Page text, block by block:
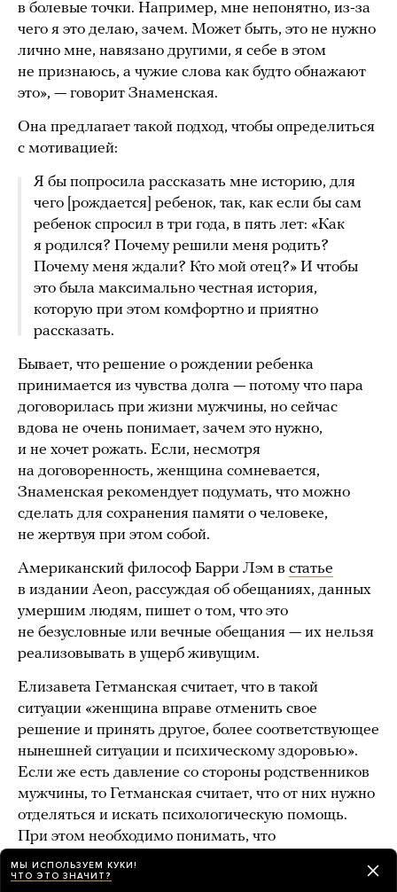
в болевые точки. Например, мне непонятно, из-за
чего я это делаю, зачем. Может быть, это не нужно
лично мне, навязано другими, я себе в этом
не признаюсь, а чужие слова как будто обнажают
это», — говорит Знаменская.
Она предлагает такой подход, чтобы определиться
с мотивацией:
Я бы попросила рассказать мне историю, для
чего [рождается] ребенок, так, как если бы сам
ребенок спросил в три года, в пять лет: «Как
я родился? Почему решили меня родить?
Почему меня ждали? Кто мой отец?» И чтобы
это была максимально честная история,
которую при этом комфортно и приятно
рассказать.
Бывает, что решение о рождении ребенка
принимается из чувства долга — потому что пара
договорилась при жизни мужчины, но сейчас
вдова не очень понимает, зачем это нужно,
и не хочет рожать. Если, несмотря
на договоренность, женщина сомневается,
Знаменская рекомендует подумать, что можно
сделать для сохранения памяти о человеке,
не жертвуя при этом собой.
Американский философ Барри Лэм в статье
в издании Aeon, рассуждая об обещаниях, данных
умершим людям, пишет о том, что это
не безусловные или вечные обещания — их нельзя
реализовывать в ущерб живущим.
Елизавета Гетманская считает, что в такой
ситуации «женщина вправе отменить свое
решение и принять другое, более соответствующее
нынешней ситуации и психическому здоровью».
Если же есть давление со стороны родственников
мужчины, то Гетманская считает, что от них нужно
отделяться и искать психологическую помощь.
При этом необходимо понимать, что
и оно, вероятно, выражается таким образом.
МЫ ИСПОЛЬЗУЕМ КУКИ!
ЧТО ЭТО ЗНАЧИТ?